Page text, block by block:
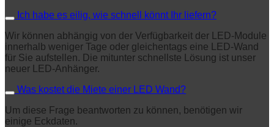
Ich habe es eilig, wie schnell könnt Ihr liefern?
Wir können abhängig von der Verfügbarkeit der LED-Module
innerhalb weniger Tage oder gleichentags eine LED-Wand
für Sie aufstellen. Die mitunter schnellste Lösung ist unser
neuer LED-Anhänger.
Was kostet die Miete einer LED Wand?
Um diese Frage beantworten zu können, benötigen wir
einige Eckdaten.